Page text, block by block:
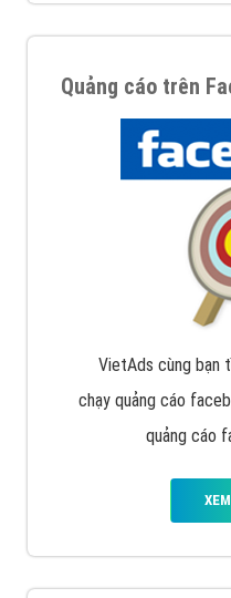
Quảng cáo trên
VietAds cùng bạn
chạy quảng cáo
quảng cáo